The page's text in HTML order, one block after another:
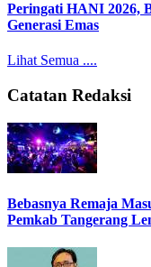
Peringati HANI 2026,
Generasi Emas
Lihat Semua ....
Catatan Redaksi
Bebasnya Remaja
Pemkab Tangerang